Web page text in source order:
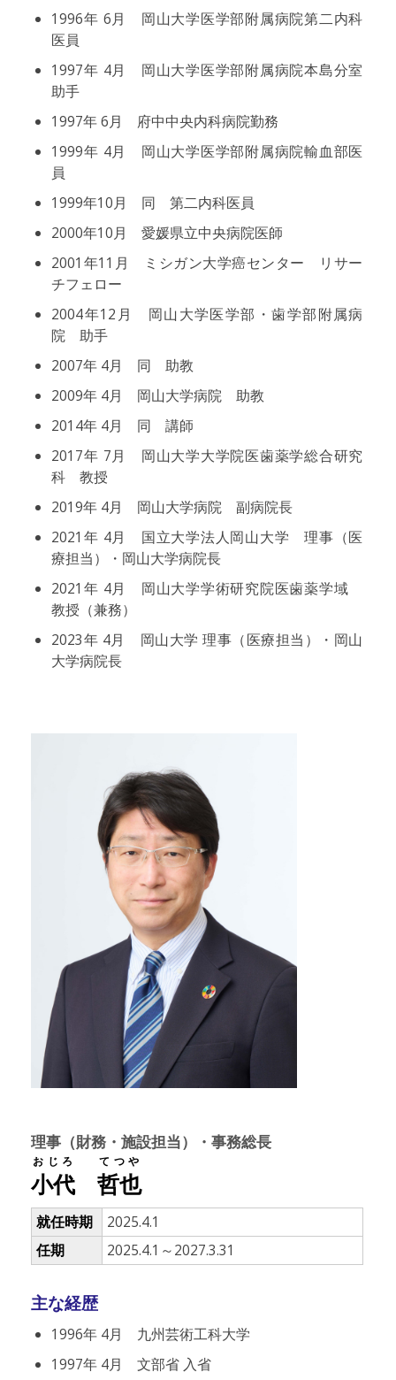
1996年 6月 岡山大学医学部附属病院第二内科
医員
1997年 4月 岡山大学医学部附属病院本島分室
助手
1997年 6月 府中中央内科病院勤務
1999年 4月 岡山大学医学部附属病院輸血部医
員
1999年10月 同 第二内科医員
2000年10月 愛媛県立中央病院医師
2001年11月 ミシガン大学癌センター リサー
チフェロー
2004年12月 岡山大学医学部・歯学部附属病
院 助手
2007年 4月 同 助教
2009年 4月 岡山大学病院 助教
2014年 4月 同 講師
2017年 7月 岡山大学大学院医歯薬学総合研究
科 教授
2019年 4月 岡山大学病院 副病院長
2021年 4月 国立大学法人岡山大学 理事（医
療担当）・岡山大学病院長
2021年 4月 岡山大学学術研究院医歯薬学域
教授（兼務）
2023年 4月 岡山大学 理事（医療担当）・岡山
大学病院長
理事（財務・施設担当）・事務総長
小代
おじろ
哲也
てつや
就任時期
2025.4.1
任期
2025.4.1～2027.3.31
主な経歴
1996年 4月 九州芸術工科大学
1997年 4月 文部省 入省